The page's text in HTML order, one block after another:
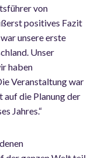
von
positives Fazit
unsere erste
Unser
haben
Veranstaltung war
die Planung der
Jahres.“